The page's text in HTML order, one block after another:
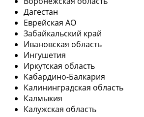
Дагестан
Еврейская АО
Забайкальский край
Ивановская область
Ингушетия
Иркутская область
Кабардино-Балкария
Калининградская область
Калмыкия
Калужская область